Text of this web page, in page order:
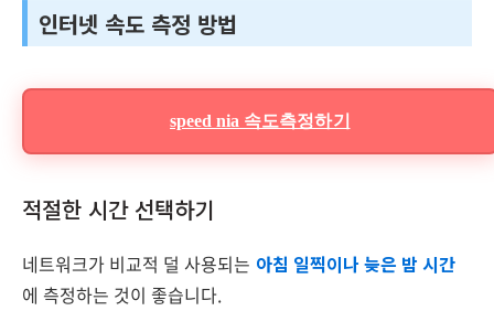
인터넷 속도 측정 방법
speed nia 속도측정하기
적절한 시간 선택하기
네트워크가 비교적 덜 사용되는 아침 일찍이나 늦은 밤 시간
에 측정하는 것이 좋습니다.